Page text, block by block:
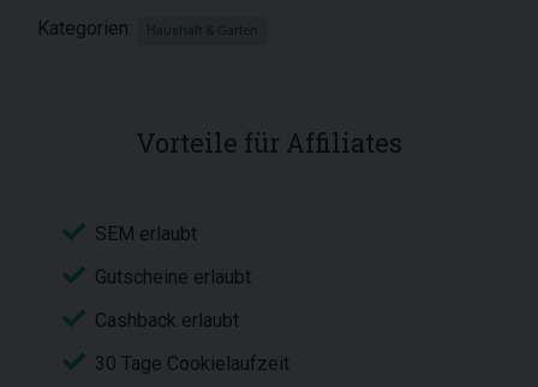
Kategorien:
Haushalt & Garten
Vorteile für Affiliates
SEM erlaubt
Gutscheine erlaubt
Cashback erlaubt
30 Tage Cookielaufzeit